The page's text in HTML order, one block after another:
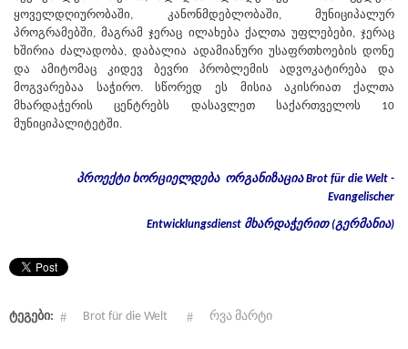
ყოველდღიურობაში, კანონმდებლობაში, მუნიციპალურ
პროგრამებში, მაგრამ ჯერაც ილახება ქალთა უფლებები, ჯერაც
ხშირია ძალადობა, დაბალია ადამიანური უსაფრთხოების დონე
და ამიტომაც კიდევ ბევრი პრობლემის ადვოკატირება და
მოგვარებაა საჭირო. სწორედ ეს მისია აკისრიათ ქალთა
მხარდაჭერის ცენტრებს დასავლეთ საქართველოს 10
მუნიციპალიტეტში.
პროექტი ხორციელდება ორგანიზაციაBrot für die Welt -
Evangelischer
Entwicklungsdienst მხარდაჭერით(გერმანია)
ტეგები: Brot für die Welt რვა მარტი